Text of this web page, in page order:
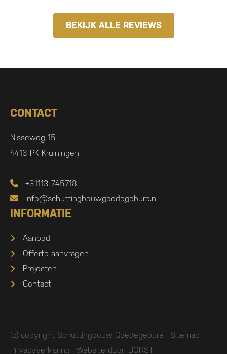
BEKIJK ALLE REVIEWS
CONTACT
Nisseweg 15
4416 PK Kruiningen
+31113 745718
info@schuttingbouwgoedegebure.nl
INFORMATIE
Aanbod
Offerte aanvragen
Projecten
Contact
(c) copyright Schuttingbouw Goedegebure | Sitemap
Privacyverklaring | Website door: DORST